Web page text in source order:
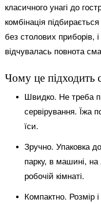
класичного унагі до
комбінація
без столових приборів,
відчувалась повнота
Чому це підходить
Швидко. Не треба
сервірування. Їжа
їси.
Зручно. Упаковка
парку, в машині, на
робочій кімнаті.
Компактно. Розмір